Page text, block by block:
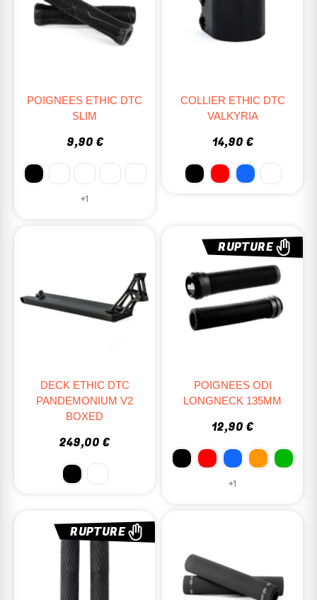
POIGNEES ETHIC DTC
SLIM
9,90 €
+1
COLLIER ETHIC DTC
VALKYRIA
14,90 €
DECK ETHIC DTC
PANDEMONIUM V2
BOXED
249,00 €
RUPTURE
POIGNEES ODI
LONGNECK 135MM
12,90 €
+1
RUPTURE